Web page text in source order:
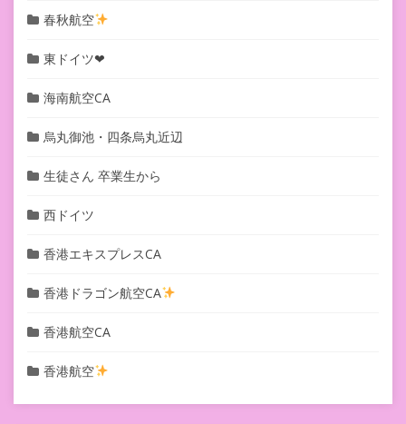
春秋航空
東ドイツ❤︎
海南航空CA
烏丸御池・四条烏丸近辺
生徒さん 卒業生から
西ドイツ
香港エキスプレスCA
香港ドラゴン航空CA
香港航空CA
香港航空